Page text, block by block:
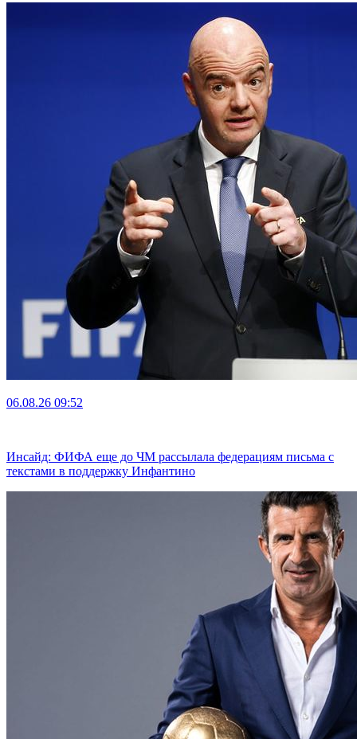
06.08.26 09:52
Инсайд: ФИФА еще до ЧМ рассылала федерациям письма с
текстами в поддержку Инфантино